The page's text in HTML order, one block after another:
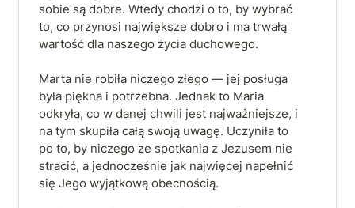
sobie są dobre. Wtedy chodzi o to, by wybrać
to, co przynosi największe dobro i ma trwałą
wartość dla naszego życia duchowego.
Marta nie robiła niczego złego — jej posługa
była piękna i potrzebna. Jednak to Maria
odkryła, co w danej chwili jest najważniejsze, i
na tym skupiła całą swoją uwagę. Uczyniła to
po to, by niczego ze spotkania z Jezusem nie
stracić, a jednocześnie jak najwięcej napełnić
się Jego wyjątkową obecnością.